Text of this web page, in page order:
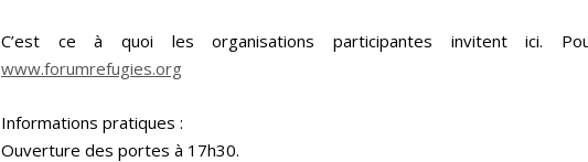
C’est ce à quoi les organisations participantes invitent ici.
www.forumrefugies.org
Informations pratiques :
Ouverture des portes à 17h30.